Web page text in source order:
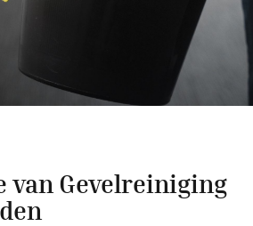
van Gevelreiniging